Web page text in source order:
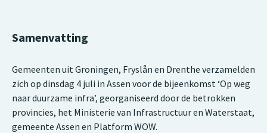
Samenvatting
Gemeenten uit Groningen, Fryslån en Drenthe verzamelden
zich op dinsdag 4 juli in Assen voor de bijeenkomst ‘Op weg
naar duurzame infra’, georganiseerd door de betrokken
provincies, het Ministerie van Infrastructuur en Waterstaat,
gemeente Assen en Platform WOW.